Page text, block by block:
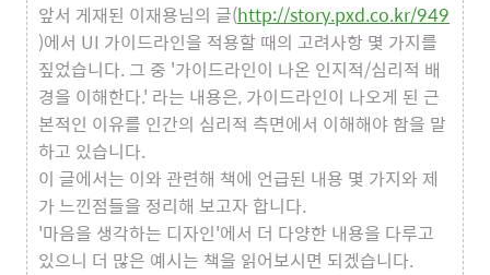
앞서 게재된 이재용님의 글(http://story.pxd.co.kr/949
)에서 UI 가이드라인을 적용할 때의 고려사항 몇 가지를
짚었습니다. 그 중 '가이드라인이 나온 인지적/심리적 배
경을 이해한다.' 라는 내용은, 가이드라인이 나오게 된 근
본적인 이유를 인간의 심리적 측면에서 이해해야 함을 말
하고 있습니다.
이 글에서는 이와 관련해 책에 언급된 내용 몇 가지와 제
가 느낀점들을 정리해 보고자 합니다.
'마음을 생각하는 디자인'에서 더 다양한 내용을 다루고
있으니 더 많은 예시는 책을 읽어보시면 되겠습니다.